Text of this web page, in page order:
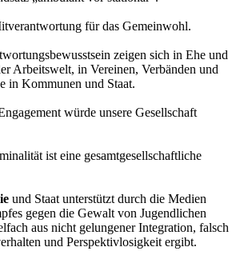
für das Gemeinwohl.
zeigen sich in Ehe und
Arbeitswelt, in Vereinen, Verbänden und
in Kommunen und Staat.
würde unsere Gesellschaft
ist eine gesamtgesellschaftliche
und Staat unterstützt durch die Medien
gegen die Gewalt von Jugendlichen
aus nicht gelungener Integration, falsch
und Perspektivlosigkeit ergibt.